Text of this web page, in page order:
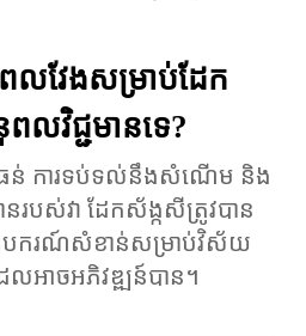
លវែងសម្រាប់ដែក
លវិជ្ជមានទេ?
ន់ ការទប់ទល់នឹងសំណើម និង
នរបស់វា ដែកស័ង្កសីត្រូវបាន
ឧបករណ៍សំខាន់សម្រាប់វិស័យ
អាចអភិវឌ្ឍន៍បាន។